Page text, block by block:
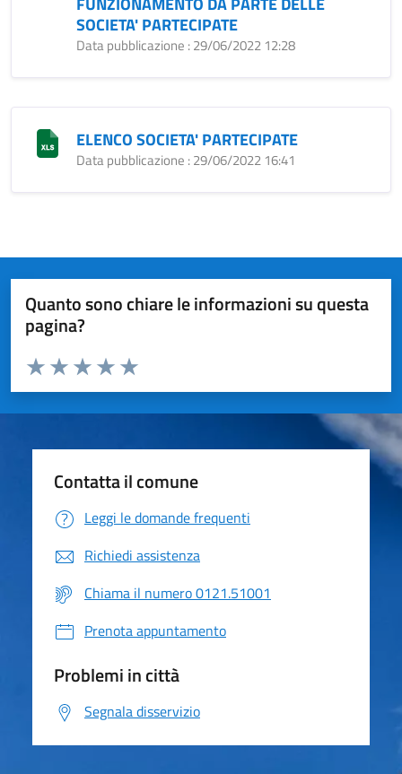
SOCIETA' PARTECIPATE
Data pubblicazione : 29/06/2022 12:28
ELENCO SOCIETA' PARTECIPATE
Data pubblicazione : 29/06/2022 16:41
Quanto sono chiare le informazioni su questa
pagina?
Valuta da 1 a 5 stelle la pagina
Valuta 5 stelle su 5
Valuta 4 stelle su 5
Valuta 3 stelle su 5
Valuta 2 stelle su 5
Valuta 1 stelle su 5
Contatta il comune
Leggi le domande frequenti
Richiedi assistenza
Chiama il numero 0121.51001
Prenota appuntamento
Problemi in città
Segnala disservizio